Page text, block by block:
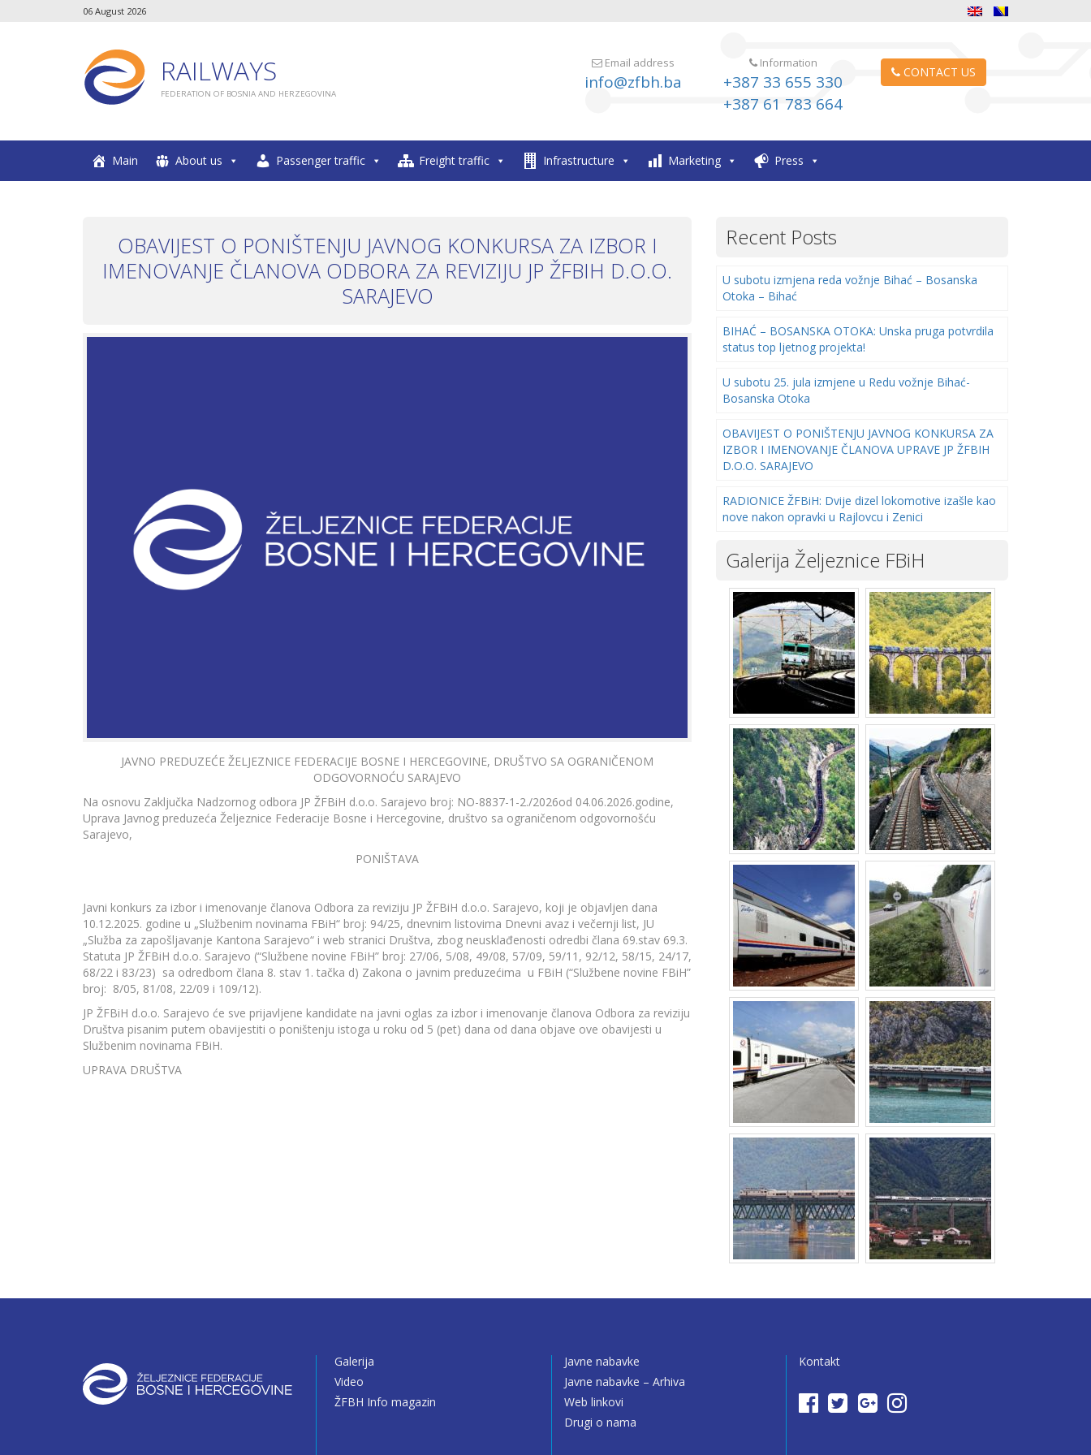
06 August 2026
RAILWAYS
FEDERATION OF BOSNIA AND HERZEGOVINA
Email address
info@zfbh.ba
Information
+387 33 655 330
+387 61 783 664
CONTACT US
Main About us Passenger traffic Freight traffic Infrastructure Marketing Press
OBAVIJEST O PONIŠTENJU JAVNOG KONKURSA ZA IZBOR I
IMENOVANJE ČLANOVA ODBORA ZA REVIZIJU JP ŽFBIH D.O.O.
SARAJEVO
JAVNO PREDUZEĆE ŽELJEZNICE FEDERACIJE BOSNE I HERCEGOVINE, DRUŠTVO SA OGRANIČENOM
ODGOVORNOĆU SARAJEVO
Na osnovu Zaključka Nadzornog odbora JP ŽFBiH d.o.o. Sarajevo broj: NO-8837-1-2./2026od 04.06.2026.godine,
Uprava Javnog preduzeća Željeznice Federacije Bosne i Hercegovine, društvo sa ograničenom odgovornošću
Sarajevo,
PONIŠTAVA
Javni konkurs za izbor i imenovanje članova Odbora za reviziju JP ŽFBiH d.o.o. Sarajevo, koji je objavljen dana
10.12.2025. godine u „Službenim novinama FBiH“ broj: 94/25, dnevnim listovima Dnevni avaz i večernji list, JU
„Služba za zapošljavanje Kantona Sarajevo“ i web stranici Društva, zbog neusklađenosti odredbi člana 69.stav 69.3.
Statuta JP ŽFBiH d.o.o. Sarajevo (“Službene novine FBiH” broj: 27/06, 5/08, 49/08, 57/09, 59/11, 92/12, 58/15, 24/17,
68/22 i 83/23) sa odredbom člana 8. stav 1. tačka d) Zakona o javnim preduzećima u FBiH (“Službene novine FBiH”
broj: 8/05, 81/08, 22/09 i 109/12).
JP ŽFBiH d.o.o. Sarajevo će sve prijavljene kandidate na javni oglas za izbor i imenovanje članova Odbora za reviziju
Društva pisanim putem obavijestiti o poništenju istoga u roku od 5 (pet) dana od dana objave ove obavijesti u
Službenim novinama FBiH.
UPRAVA DRUŠTVA
Recent Posts
U subotu izmjena reda vožnje Bihać – Bosanska
Otoka – Bihać
BIHAĆ – BOSANSKA OTOKA: Unska pruga potvrdila
status top ljetnog projekta!
U subotu 25. jula izmjene u Redu vožnje Bihać-
Bosanska Otoka
OBAVIJEST O PONIŠTENJU JAVNOG KONKURSA ZA
IZBOR I IMENOVANJE ČLANOVA UPRAVE JP ŽFBIH
D.O.O. SARAJEVO
RADIONICE ŽFBiH: Dvije dizel lokomotive izašle kao
nove nakon opravki u Rajlovcu i Zenici
Galerija Željeznice FBiH
Galerija
Video
ŽFBH Info magazin
Javne nabavke
Javne nabavke – Arhiva
Web linkovi
Drugi o nama
Kontakt